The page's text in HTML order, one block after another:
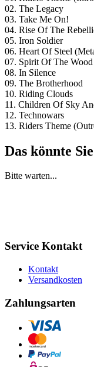
02. The Legacy
03. Take Me On!
04. Rise Of The
05. Iron Soldier
06. Heart Of Steel
07. Spirit Of The Wood
08. In Silence
09. The Brotherhood
10. Riding Clouds
11. Children Of Sky
12. Technowars
13. Riders Theme
Das könnte
Bitte warten...
Service Kontakt
Kontakt
Versandkosten
Zahlungsarten